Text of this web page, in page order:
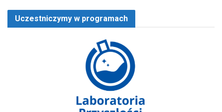
Uczestniczymy w programach